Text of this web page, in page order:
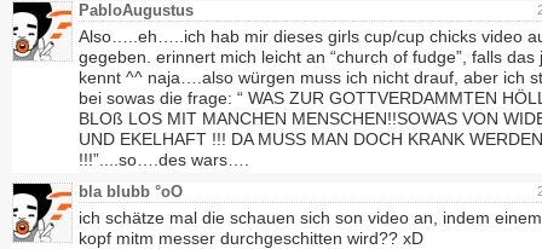
PabloAugustus
Also…..eh…..ich hab mir dieses girls cup/cup chicks video
gegeben. erinnert mich leicht an “church of fudge”, falls das
kennt ^^ naja….also würgen muss ich nicht drauf, aber ich
bei sowas die frage: “ WAS ZUR GOTTVERDAMMTEN
BLOß LOS MIT MANCHEN MENSCHEN!!SOWAS VON
UND EKELHAFT !!! DA MUSS MAN DOCH KRANK
!!!”....so….des wars….
bla blubb °oO
ich schätze mal die schauen sich son video an, indem
kopf mitm messer durchgeschitten wird?? xD